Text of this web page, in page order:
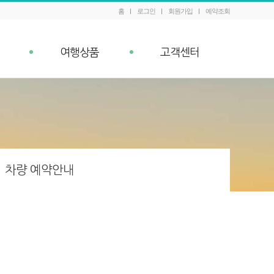
홈 로그인 회원가입 예약조회
여행상품
패키지 예약조회
고객센터
공지사항
차량 예약안내